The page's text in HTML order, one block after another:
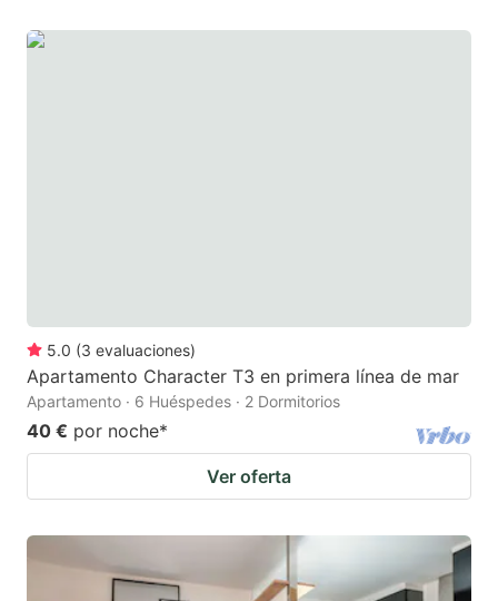
5.0 (3 evaluaciones)
Apartamento Character T3 en primera línea de mar
Apartamento · 6 Huéspedes · 2 Dormitorios
40 € por noche*
Ver oferta